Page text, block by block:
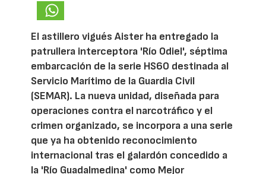
El astillero vigués Aister ha entregado la
patrullera interceptora 'Río Odiel', séptima
embarcación de la serie HS60 destinada al
Servicio Marítimo de la Guardia Civil
(SEMAR). La nueva unidad, diseñada para
operaciones contra el narcotráfico y el
crimen organizado, se incorpora a una serie
que ya ha obtenido reconocimiento
internacional tras el galardón concedido a
la 'Río Guadalmedina' como Mejor